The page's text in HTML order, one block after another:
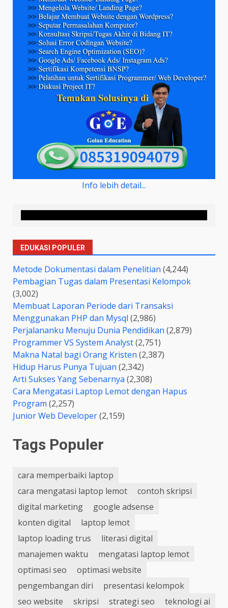
Info lebih detail...
EDUKASI POPULER
Metode Dokumentasi dalam Penelitian (4,244)
Pembagian Tugas dalam Presentasi Kelompok
(3,002)
Membuat Laporan Periode dari Transaksi
Menggunakan PHP dan Mysql (2,986)
Perjalananku Menuju Dunia Pendidikan (2,879)
Programmer VS System Analyst(2,751)
Makna Natal bagi Orang Kristen (2,387)
Hidup Harus Punya Tujuan (2,342)
Arti Sukses Yang Sebenarnya (2,308)
Cara Mengatasi Laptop Lemot dengan Hapus
Program (2,257)
Junior Web Developer(2,159)
Tags Populer
cara memperbaiki laptop
cara mengatasi laptop lemot
contoh skripsi
digital marketing
google adsense
konten digital
laptop lemot
laptop loading trus
literasi digital
manajemen waktu
mengatasi laptop lemot
optimasi seo
optimasi website
pengembangan diri
presentasi kelompok
seo website
skripsi strategi seo teknologi ai